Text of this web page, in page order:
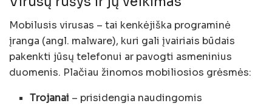
Mobilusis virusas – tai kenkėjiška programinė
įranga (angl. malware), kuri gali įvairiais būdais
pakenkti jūsų telefonui ar pavogti asmeninius
duomenis. Plačiau žinomos mobiliosios grėsmės:
Trojanai – prisidengia naudingomis